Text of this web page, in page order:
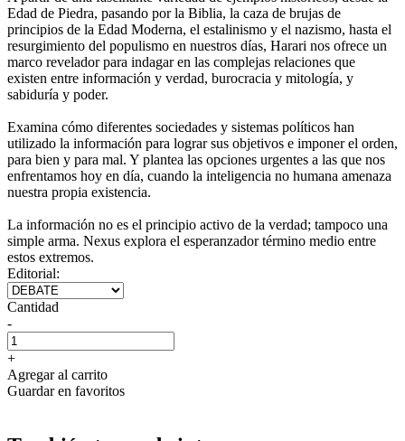
Edad de Piedra, pasando por la Biblia, la caza de brujas de
principios de la Edad Moderna, el estalinismo y el nazismo, hasta el
resurgimiento del populismo en nuestros días, Harari nos ofrece un
marco revelador para indagar en las complejas relaciones que
existen entre información y verdad, burocracia y mitología, y
sabiduría y poder.
Examina cómo diferentes sociedades y sistemas políticos han
utilizado la información para lograr sus objetivos e imponer el orden,
para bien y para mal. Y plantea las opciones urgentes a las que nos
enfrentamos hoy en día, cuando la inteligencia no humana amenaza
nuestra propia existencia.
La información no es el principio activo de la verdad; tampoco una
simple arma. Nexus explora el esperanzador término medio entre
estos extremos.
Editorial:
Cantidad
-
+
Agregar al carrito
Guardar en favoritos